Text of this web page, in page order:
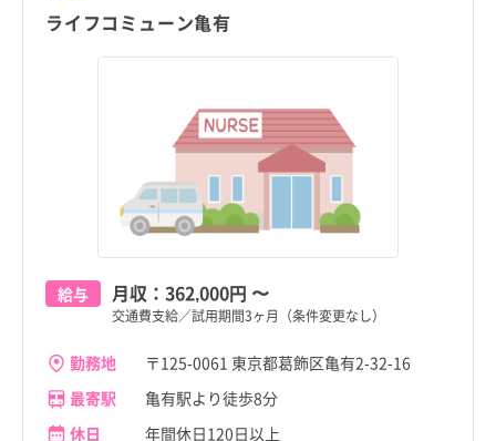
ライフコミューン亀有
給与 月収： 362,000円 〜
交通費支給／試用期間3ヶ月（条件変更なし）
勤務地
〒125-0061 東京都葛飾区亀有2-32-16
最寄駅
亀有駅より徒歩8分
休日
年間休日120日以上